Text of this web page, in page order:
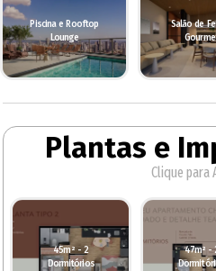
Piscina e Rooftop
Lounge
Salão de
Plantas e
Clique para
45m² - 2
Dormitórios
47m² -